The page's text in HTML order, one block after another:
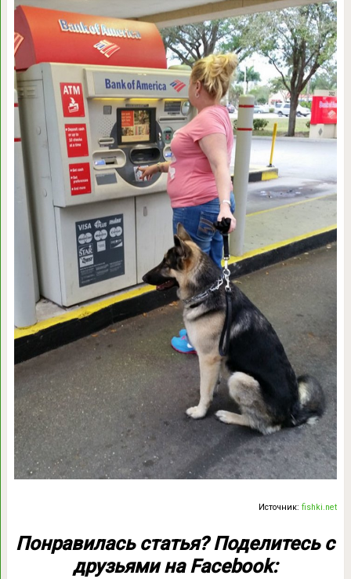
Источник:fishki.net
Понравилась статья? Поделитесь с
друзьями на Facebook: